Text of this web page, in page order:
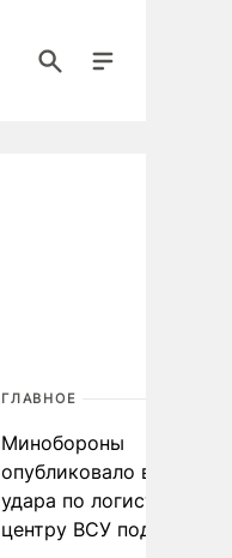
ГЛАВНОЕ
Минобороны
опубликовало видео
удара по
центру ВСУ под Киевом